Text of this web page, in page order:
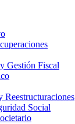
Gestión Fiscal
Reestructuraciones
Social